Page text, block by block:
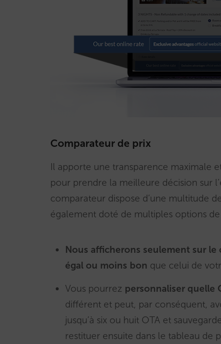
Comparateur de prix
Il apporte une transparence maximale
pour prendre la meilleure décision sur
comparateur dispose d’une multitude
également doté de multiples options
Nous afficherons seulement sur
égal ou moins bon que celui de
Vous pourrez personnaliser quelle
différent et peut, par conséquent,
jusqu’à six ou huit OTA et
restituer ensuite dans le tableau de